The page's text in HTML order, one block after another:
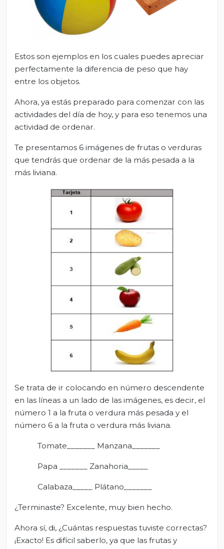
Estos son ejemplos en los cuales puedes apreciar
perfectamente la diferencia de peso que hay
entre los objetos.
Ahora, ya estás preparado para comenzar con las
actividades del día de hoy, y para eso tenemos una
actividad de ordenar.
Te presentamos 6 imágenes de frutas o verduras
que tendrás que ordenar de la más pesada a la
más liviana.
Se trata de ir colocando en número descendente
en las líneas a un lado de las imágenes, es decir, el
número 1 a la fruta o verdura más pesada y el
número 6 a la fruta o verdura más liviana.
Tomate_______ Manzana_______
Papa _______ Zanahoria_____
Calabaza_____ Plátano_______
¿Terminaste? Excelente, muy bien hecho.
Ahora sí, di, ¿Cuántas respuestas tuviste correctas?
¡Exacto! Es difícil saberlo, ya que las frutas y